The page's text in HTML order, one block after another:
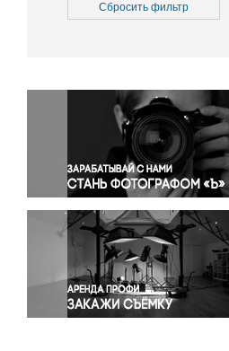
Медицина
Окружающая среда
Политика
Правосудие
Происшествия и конфликты
Религия
Светская жизнь
Спорт
Экология
Экономика и бизнес
Сбросить фильтр